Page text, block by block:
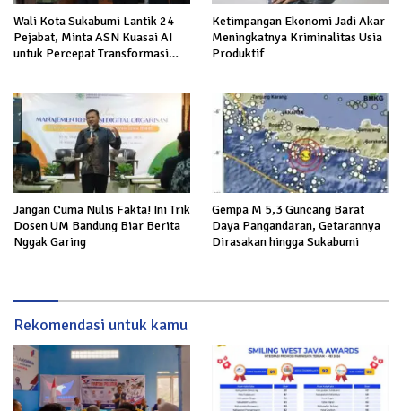
Wali Kota Sukabumi Lantik 24
Pejabat, Minta ASN Kuasai AI
untuk Percepat Transformasi
Ketimpangan Ekonomi Jadi Akar
Meningkatnya Kriminalitas Usia
Produktif
Jangan Cuma Nulis Fakta! Ini Trik
Dosen UM Bandung Biar Berita
Nggak Garing
Gempa M 5,3 Guncang Barat
Daya Pangandaran, Getarannya
Dirasakan hingga Sukabumi
Rekomendasi untuk kamu